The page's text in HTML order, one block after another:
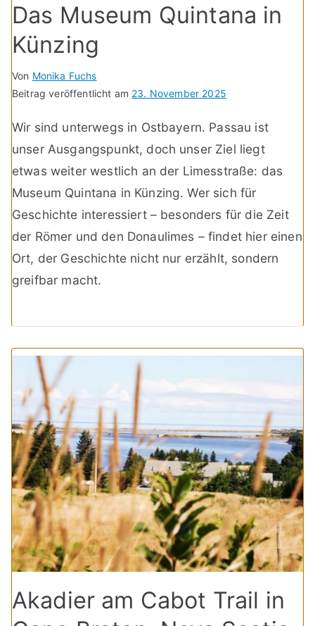
Das Museum Quintana in
Künzing
Von Monika Fuchs
Beitrag veröffentlicht am 23. November 2025
Wir sind unterwegs in Ostbayern. Passau ist
unser Ausgangspunkt, doch unser Ziel liegt
etwas weiter westlich an der Limesstraße: das
Museum Quintana in Künzing. Wer sich für
Geschichte interessiert – besonders für die Zeit
der Römer und den Donaulimes – findet hier einen
Ort, der Geschichte nicht nur erzählt, sondern
greifbar macht.
Akadier am Cabot Trail in